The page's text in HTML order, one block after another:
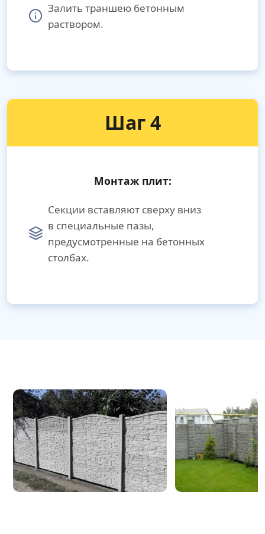
Залить траншею бетонным
раствором.
Шаг 4
Монтаж плит:
Секции вставляют сверху вниз
в специальные пазы,
предусмотренные на бетонных
столбах.